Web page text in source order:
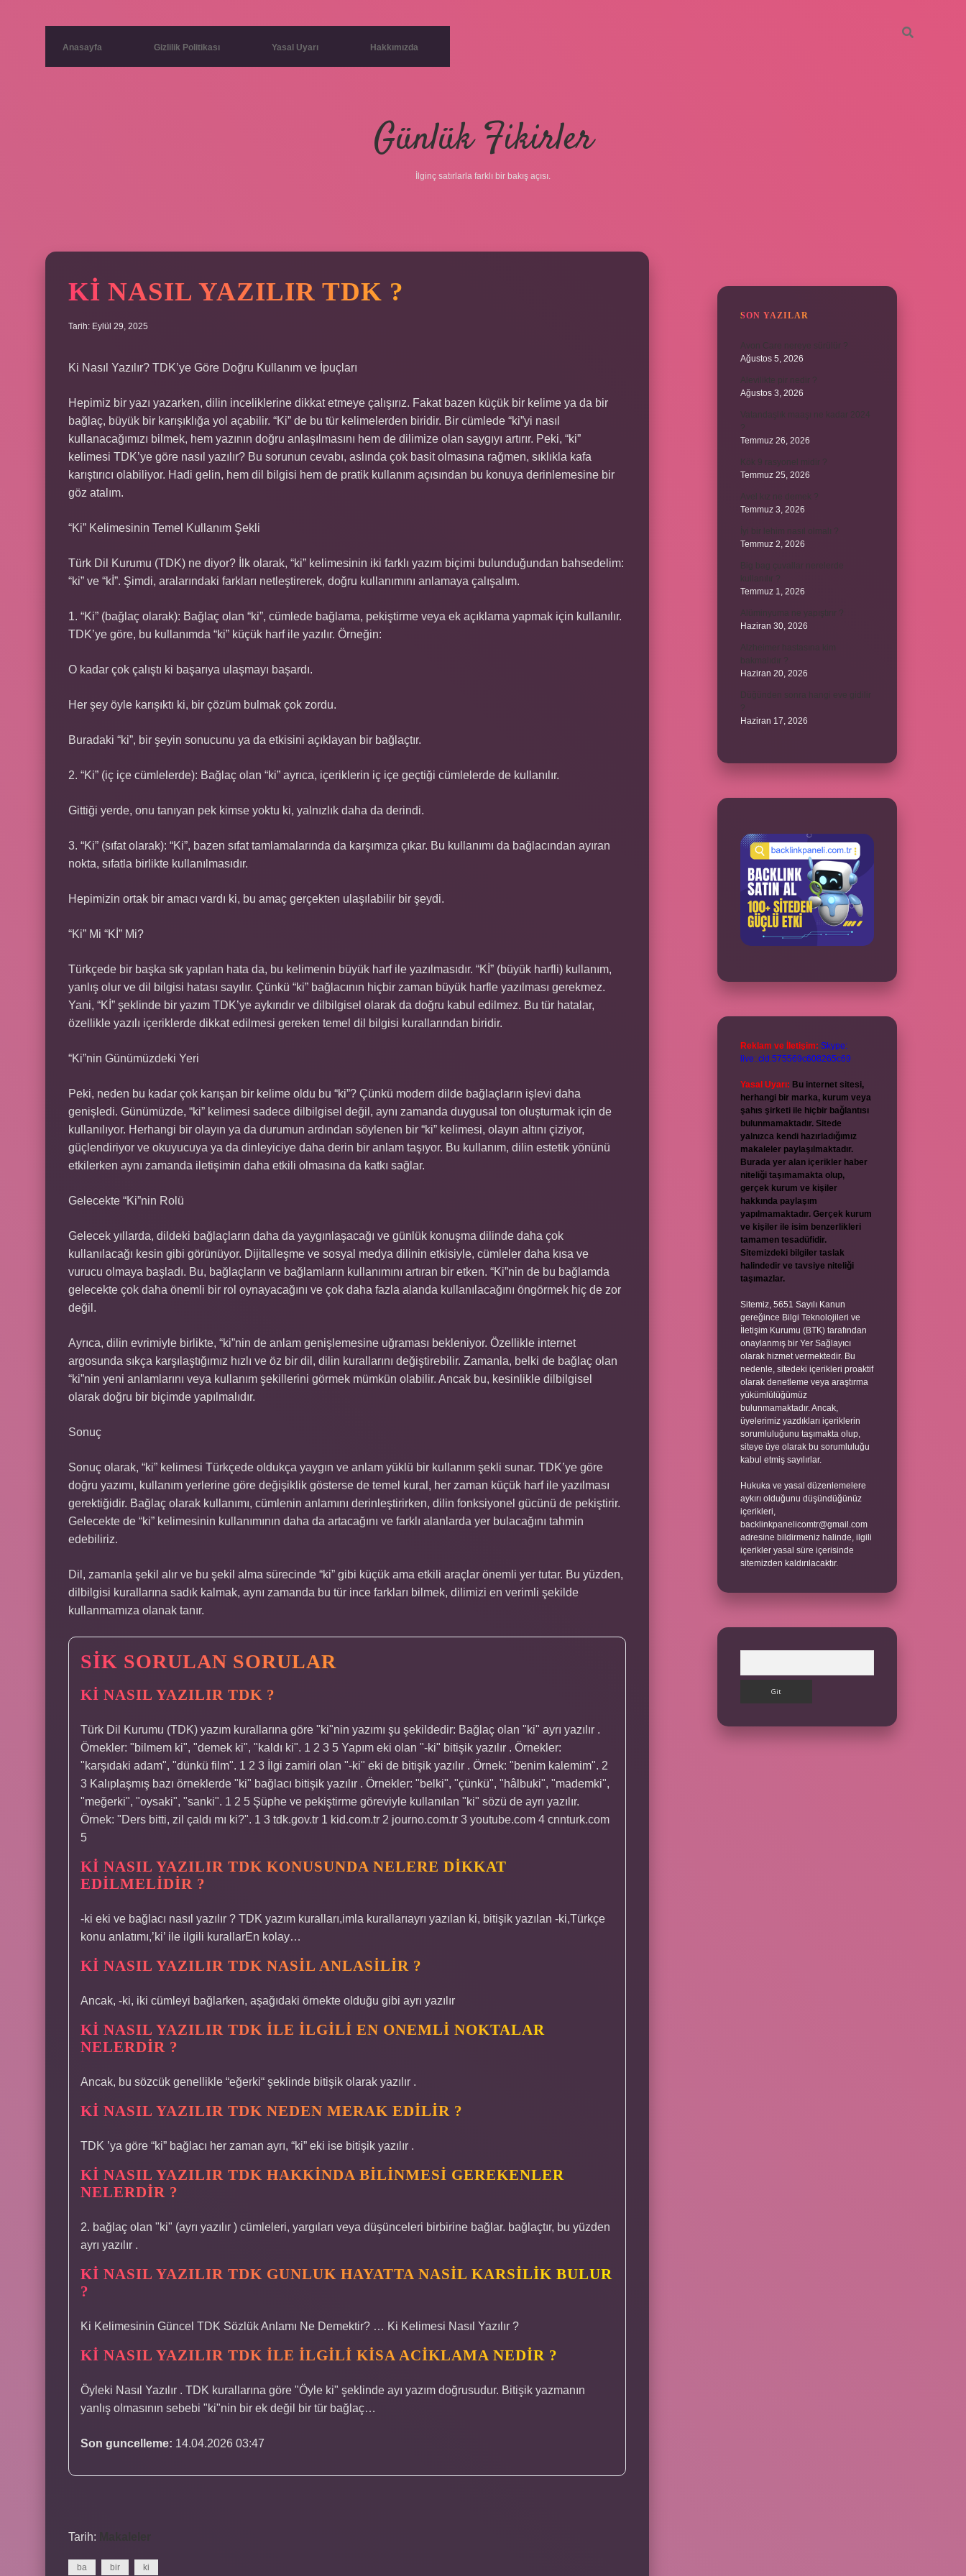
Anasayfa Gizlilik Politikası Yasal Uyarı Hakkımızda
Günlük Fikirler
İlginç satırlarla farklı bir bakış açısı.
KI NASIL YAZILIR TDK ?
Tarih: Eylül 29, 2025
Ki Nasıl Yazılır? TDK’ye Göre Doğru Kullanım ve İpuçları
Hepimiz bir yazı yazarken, dilin inceliklerine dikkat etmeye çalışırız. Fakat bazen küçük bir kelime ya da bir
bağlaç, büyük bir karışıklığa yol açabilir. “Ki” de bu tür kelimelerden biridir. Bir cümlede “ki”yi nasıl
kullanacağımızı bilmek, hem yazının doğru anlaşılmasını hem de dilimize olan saygıyı artırır. Peki, “ki”
kelimesi TDK’ye göre nasıl yazılır? Bu sorunun cevabı, aslında çok basit olmasına rağmen, sıklıkla kafa
karıştırıcı olabiliyor. Hadi gelin, hem dil bilgisi hem de pratik kullanım açısından bu konuya derinlemesine bir
göz atalım.
“Ki” Kelimesinin Temel Kullanım Şekli
Türk Dil Kurumu (TDK) ne diyor? İlk olarak, “ki” kelimesinin iki farklı yazım biçimi bulunduğundan bahsedelim:
“ki” ve “kİ”. Şimdi, aralarındaki farkları netleştirerek, doğru kullanımını anlamaya çalışalım.
1. “Ki” (bağlaç olarak): Bağlaç olan “ki”, cümlede bağlama, pekiştirme veya ek açıklama yapmak için kullanılır.
TDK’ye göre, bu kullanımda “ki” küçük harf ile yazılır. Örneğin:
O kadar çok çalıştı ki başarıya ulaşmayı başardı.
Her şey öyle karışıktı ki, bir çözüm bulmak çok zordu.
Buradaki “ki”, bir şeyin sonucunu ya da etkisini açıklayan bir bağlaçtır.
2. “Ki” (iç içe cümlelerde): Bağlaç olan “ki” ayrıca, içeriklerin iç içe geçtiği cümlelerde de kullanılır.
Gittiği yerde, onu tanıyan pek kimse yoktu ki, yalnızlık daha da derindi.
3. “Ki” (sıfat olarak): “Ki”, bazen sıfat tamlamalarında da karşımıza çıkar. Bu kullanımı da bağlacından ayıran
nokta, sıfatla birlikte kullanılmasıdır.
Hepimizin ortak bir amacı vardı ki, bu amaç gerçekten ulaşılabilir bir şeydi.
“Ki” Mi “Kİ” Mi?
Türkçede bir başka sık yapılan hata da, bu kelimenin büyük harf ile yazılmasıdır. “Kİ” (büyük harfli) kullanım,
yanlış olur ve dil bilgisi hatası sayılır. Çünkü “ki” bağlacının hiçbir zaman büyük harfle yazılması gerekmez.
Yani, “Kİ” şeklinde bir yazım TDK’ye aykırıdır ve dilbilgisel olarak da doğru kabul edilmez. Bu tür hatalar,
özellikle yazılı içeriklerde dikkat edilmesi gereken temel dil bilgisi kurallarından biridir.
“Ki”nin Günümüzdeki Yeri
Peki, neden bu kadar çok karışan bir kelime oldu bu “ki”? Çünkü modern dilde bağlaçların işlevi daha
genişledi. Günümüzde, “ki” kelimesi sadece dilbilgisel değil, aynı zamanda duygusal ton oluşturmak için de
kullanılıyor. Herhangi bir olayın ya da durumun ardından söylenen bir “ki” kelimesi, olayın altını çiziyor,
güçlendiriyor ve okuyucuya ya da dinleyiciye daha derin bir anlam taşıyor. Bu kullanım, dilin estetik yönünü
etkilerken aynı zamanda iletişimin daha etkili olmasına da katkı sağlar.
Gelecekte “Ki”nin Rolü
Gelecek yıllarda, dildeki bağlaçların daha da yaygınlaşacağı ve günlük konuşma dilinde daha çok
kullanılacağı kesin gibi görünüyor. Dijitalleşme ve sosyal medya dilinin etkisiyle, cümleler daha kısa ve
vurucu olmaya başladı. Bu, bağlaçların ve bağlamların kullanımını artıran bir etken. “Ki”nin de bu bağlamda
gelecekte çok daha önemli bir rol oynayacağını ve çok daha fazla alanda kullanılacağını öngörmek hiç de zor
değil.
Ayrıca, dilin evrimiyle birlikte, “ki”nin de anlam genişlemesine uğraması bekleniyor. Özellikle internet
argosunda sıkça karşılaştığımız hızlı ve öz bir dil, dilin kurallarını değiştirebilir. Zamanla, belki de bağlaç olan
“ki”nin yeni anlamlarını veya kullanım şekillerini görmek mümkün olabilir. Ancak bu, kesinlikle dilbilgisel
olarak doğru bir biçimde yapılmalıdır.
Sonuç
Sonuç olarak, “ki” kelimesi Türkçede oldukça yaygın ve anlam yüklü bir kullanım şekli sunar. TDK’ye göre
doğru yazımı, kullanım yerlerine göre değişiklik gösterse de temel kural, her zaman küçük harf ile yazılması
gerektiğidir. Bağlaç olarak kullanımı, cümlenin anlamını derinleştirirken, dilin fonksiyonel gücünü de pekiştirir.
Gelecekte de “ki” kelimesinin kullanımının daha da artacağını ve farklı alanlarda yer bulacağını tahmin
edebiliriz.
Dil, zamanla şekil alır ve bu şekil alma sürecinde “ki” gibi küçük ama etkili araçlar önemli yer tutar. Bu yüzden,
dilbilgisi kurallarına sadık kalmak, aynı zamanda bu tür ince farkları bilmek, dilimizi en verimli şekilde
kullanmamıza olanak tanır.
SIK SORULAN SORULAR
KI NASIL YAZILIR TDK ?
Türk Dil Kurumu (TDK) yazım kurallarına göre "ki"nin yazımı şu şekildedir: Bağlaç olan "ki" ayrı yazılır .
Örnekler: "bilmem ki", "demek ki", "kaldı ki". 1 2 3 5 Yapım eki olan "-ki" bitişik yazılır . Örnekler:
"karşıdaki adam", "dünkü film". 1 2 3 İlgi zamiri olan "-ki" eki de bitişik yazılır . Örnek: "benim kalemim". 2
3 Kalıplaşmış bazı örneklerde "ki" bağlacı bitişik yazılır . Örnekler: "belki", "çünkü", "hâlbuki", "mademki",
"meğerki", "oysaki", "sanki". 1 2 5 Şüphe ve pekiştirme göreviyle kullanılan "ki" sözü de ayrı yazılır.
Örnek: "Ders bitti, zil çaldı mı ki?". 1 3 tdk.gov.tr 1 kid.com.tr 2 journo.com.tr 3 youtube.com 4 cnnturk.com
5
KI NASIL YAZILIR TDK KONUSUNDA NELERE DIKKAT
EDILMELIDIR ?
-ki eki ve bağlacı nasıl yazılır ? TDK yazım kuralları,imla kurallarıayrı yazılan ki, bitişik yazılan -ki,Türkçe
konu anlatımı,’ki’ ile ilgili kurallarEn kolay…
KI NASIL YAZILIR TDK NASIL ANLASILIR ?
Ancak, -ki, iki cümleyi bağlarken, aşağıdaki örnekte olduğu gibi ayrı yazılır
KI NASIL YAZILIR TDK ILE ILGILI EN ONEMLI NOKTALAR
NELERDIR ?
Ancak, bu sözcük genellikle “eğerki“ şeklinde bitişik olarak yazılır .
KI NASIL YAZILIR TDK NEDEN MERAK EDILIR ?
TDK ’ya göre “ki” bağlacı her zaman ayrı, “ki” eki ise bitişik yazılır .
KI NASIL YAZILIR TDK HAKKINDA BILINMESI GEREKENLER
NELERDIR ?
2. bağlaç olan "ki" (ayrı yazılır ) cümleleri, yargıları veya düşünceleri birbirine bağlar. bağlaçtır, bu yüzden
ayrı yazılır .
KI NASIL YAZILIR TDK GUNLUK HAYATTA NASIL KARSILIK BULUR
?
Ki Kelimesinin Güncel TDK Sözlük Anlamı Ne Demektir? … Ki Kelimesi Nasıl Yazılır ?
KI NASIL YAZILIR TDK ILE ILGILI KISA ACIKLAMA NEDIR ?
Öyleki Nasıl Yazılır . TDK kurallarına göre "Öyle ki" şeklinde ayı yazım doğrusudur. Bitişik yazmanın
yanlış olmasının sebebi "ki"nin bir ek değil bir tür bağlaç…
Son guncelleme: 14.04.2026 03:47
Tarih:
ba bir ki
SON YAZILAR
Avon Care nereye sürülür ?
Ağustos 5, 2026
Alevilikte pir nedir ?
Ağustos 3, 2026
Vatandaşlık maaşı ne kadar 2024
?
Temmuz 26, 2026
Kök 9 rasyonel midir ?
Temmuz 25, 2026
Avel kız ne demek ?
Temmuz 3, 2026
İyi bir lehim nasıl olmalı ?
Temmuz 2, 2026
Big bag çuvallar nerelerde
kullanılır ?
Temmuz 1, 2026
Alüminyuma ne yapıştırır ?
Haziran 30, 2026
Alzheimer hastasına kim
bakmalıdır ?
Haziran 20, 2026
Düğünden sonra hangi eve gidilir
?
Haziran 17, 2026
Reklam ve İletişim: Skype:
live:.cid.575569c608265c69
Yasal Uyarı: Bu internet sitesi,
herhangi bir marka, kurum veya
şahıs şirketi ile hiçbir bağlantısı
bulunmamaktadır. Sitede
yalnızca kendi hazırladığımız
makaleler paylaşılmaktadır.
Burada yer alan içerikler haber
niteliği taşımamakta olup,
gerçek kurum ve kişiler
hakkında paylaşım
yapılmamaktadır. Gerçek kurum
ve kişiler ile isim benzerlikleri
tamamen tesadüfidir.
Sitemizdeki bilgiler taslak
halindedir ve tavsiye niteliği
taşımazlar.
Sitemiz, 5651 Sayılı Kanun
gereğince Bilgi Teknolojileri ve
İletişim Kurumu (BTK) tarafından
onaylanmış bir Yer Sağlayıcı
olarak hizmet vermektedir. Bu
nedenle, sitedeki içerikleri proaktif
olarak denetleme veya araştırma
yükümlülüğümüz
bulunmamaktadır. Ancak,
üyelerimiz yazdıkları içeriklerin
sorumluluğunu taşımakta olup,
siteye üye olarak bu sorumluluğu
kabul etmiş sayılırlar.
Hukuka ve yasal düzenlemelere
aykırı olduğunu düşündüğünüz
içerikleri,
backlinkpanelicomtr@gmail.com
adresine bildirmeniz halinde, ilgili
içerikler yasal süre içerisinde
sitemizden kaldırılacaktır.